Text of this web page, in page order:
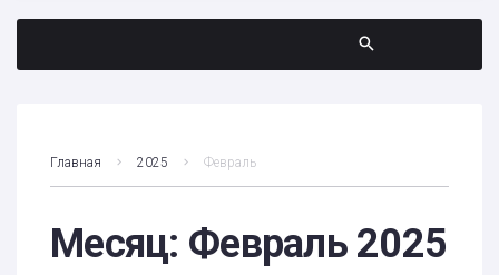
Главная 2025 Февраль
Месяц: Февраль 2025